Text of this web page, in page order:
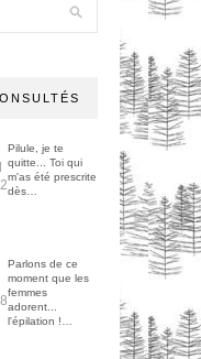
Pilule, je te
quitte... Toi qui
m'as été prescrite
dès…
Parlons de ce
moment que les
femmes
adorent...
l'épilation !…